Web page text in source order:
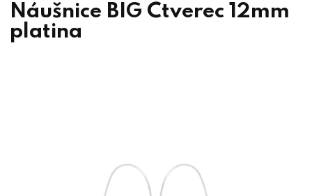
Náušnice BIG Čtverec 12mm
platina